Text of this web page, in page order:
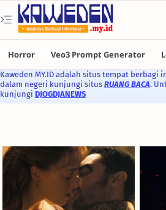
Kaweden MY.ID adalah situs tempat berbagi
dalam negeri kunjungi situs RUANG BACA.
kunjungi DJOGDJANEWS